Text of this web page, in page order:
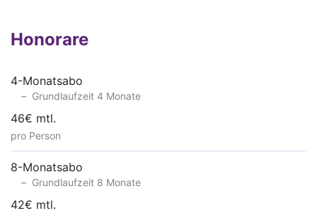
Honorare
4-Monatsabo
Grundlaufzeit 4 Monate
46€ mtl.
pro Person
8-Monatsabo
Grundlaufzeit 8 Monate
42€ mtl.